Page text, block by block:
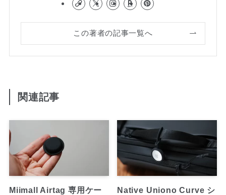
この著者の記事一覧へ
関連記事
Miimall Airtag 専用ケー Native Uniono Curve シ